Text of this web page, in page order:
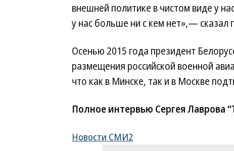
внешней политике в чистом виде у
у нас больше ни с кем нет»,— сказал
Осенью 2015 года президент
размещения российской военной
что как в Минске, так и в Москве
Полное интервью Сергея Лаврова
Новости СМИ2